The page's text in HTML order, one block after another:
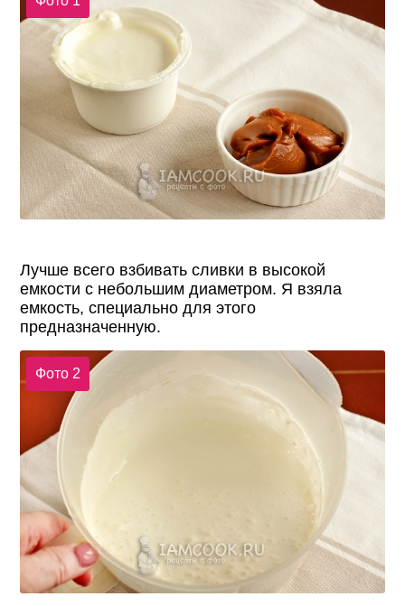
Лучше всего взбивать сливки в высокой
емкости с небольшим диаметром. Я взяла
емкость, специально для этого
предназначенную.
Фото 2